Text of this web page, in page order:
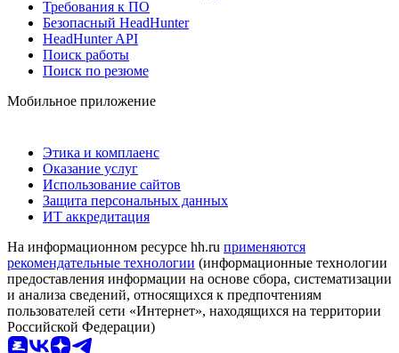
Требования к ПО
Безопасный HeadHunter
HeadHunter API
Поиск работы
Поиск по резюме
Мобильное приложение
Этика и комплаенс
Оказание услуг
Использование сайтов
Защита персональных данных
ИТ аккредитация
На информационном ресурсе hh.ru применяются
рекомендательные технологии (информационные технологии
предоставления информации на основе сбора, систематизации
и анализа сведений, относящихся к предпочтениям
пользователей сети «Интернет», находящихся на территории
Российской Федерации)